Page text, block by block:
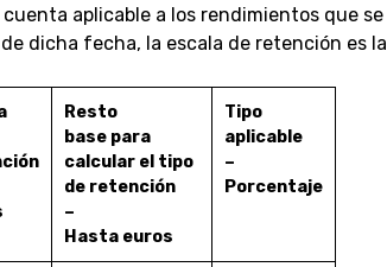
aplicable a los rendimientos que se
dicha fecha, la escala de retención es la
Resto
base para
calcular el tipo
de retención
–
Hasta euros
Tipo
aplicable
–
Porcentaje